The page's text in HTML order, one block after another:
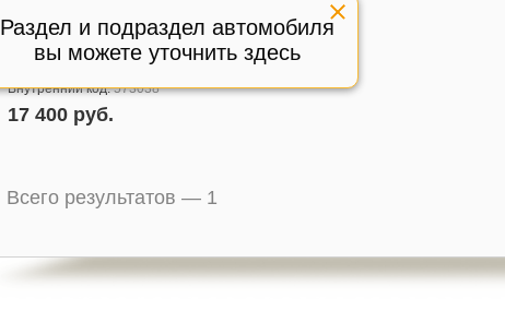
Раздел и подраздел автомобиля
вы можете уточнить здесь
2013г (С)
Артикул:
A2780980807
Внутренний код:573038
17 400 руб.
Всего результатов — 1